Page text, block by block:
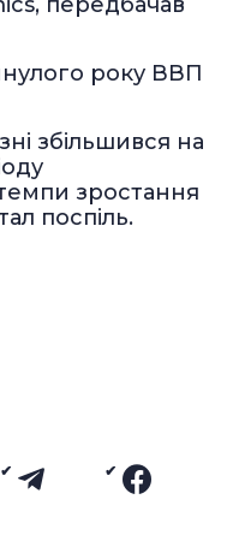
року ВВП
збільшився на
зростання
поспіль.